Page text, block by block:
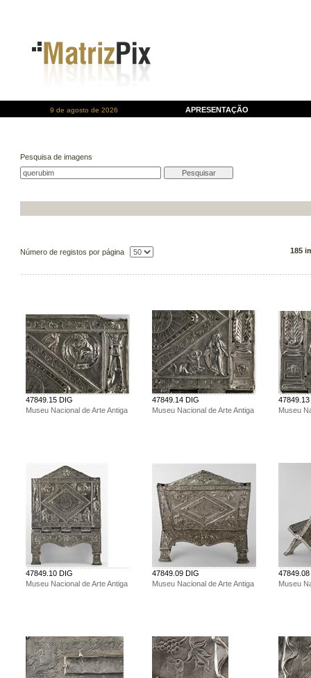
9 de agosto de 2026 APRESENTAÇÃO
Pesquisa de imagens
Número de registos por página 185
47849.15 DIG
Museu Nacional de Arte Antiga
47849.14 DIG
Museu Nacional de Arte Antiga
Museu
47849.10 DIG
Museu Nacional de Arte Antiga
47849.09 DIG
Museu Nacional de Arte Antiga
Museu